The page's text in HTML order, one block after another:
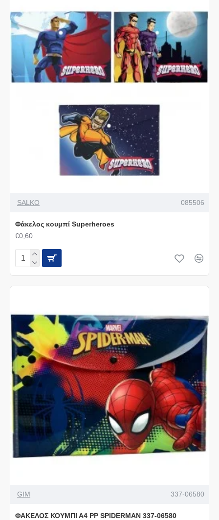
SALKO 085506
Φάκελος κουμπί Superheroes
€0,60
GIM 337-06580
ΦΑΚΕΛΟΣ ΚΟΥΜΠΙ Α4 PP SPIDERMAN 337-06580